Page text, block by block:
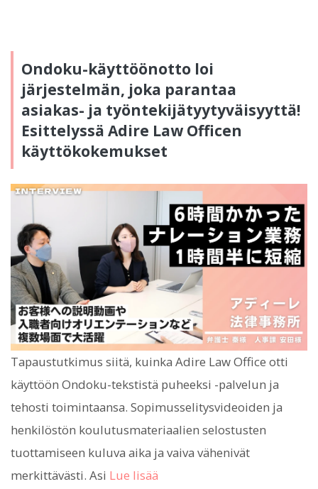
Ondoku-käyttöönotto loi
järjestelmän, joka parantaa
asiakas- ja työntekijätyytyväisyyttä!
Esittelyssä Adire Law Officen
käyttökokemukset
Tapaustutkimus siitä, kuinka Adire Law Office otti
käyttöön Ondoku-tekstistä puheeksi -palvelun ja
tehosti toimintaansa. Sopimusselitysvideoiden ja
henkilöstön koulutusmateriaalien selostusten
tuottamiseen kuluva aika ja vaiva vähenivät
merkittävästi. Asi Lue lisää